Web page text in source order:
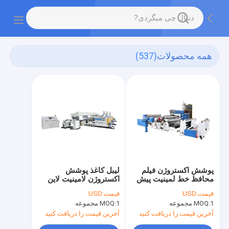
همه محصولات(537)
لیبل کاغذ پوشش
اکستروژن لامینیت لاین
رهاسازی
قیمت:USD
MOQ:1 مجموعه
آخرین قیمت را دریافت کنید
پوشش اکستروژن فیلم
محافظ خط لمینیت پیش
2300 میلی متر
قیمت:USD
MOQ:1 مجموعه
آخرین قیمت را دریافت کنید